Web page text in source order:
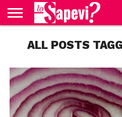
BENESSERE
GOSSIP
PRODOTTI
AMAZON
NEWS
CASA E
CUCINA
ALL POSTS